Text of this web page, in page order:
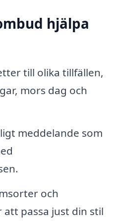
hjälpa
till olika tillfällen,
mors dag och
meddelande som
och
passa just din stil